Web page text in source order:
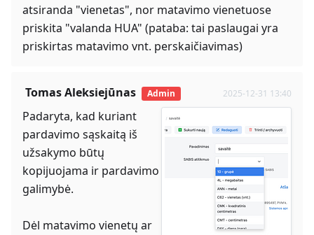
atsiranda "vienetas", nor matavimo vienetuose
priskita "valanda HUA" (pataba: tai paslaugai yra
priskirtas matavimo vnt. perskaičiavimas)
Tomas Aleksiejūnas Admin 2025-12-31 13:40
Padaryta, kad kuriant
pardavimo sąskaitą iš
užsakymo būtų
kopijuojama ir pardavimo
galimybė.
Dėl matavimo vienetų ar